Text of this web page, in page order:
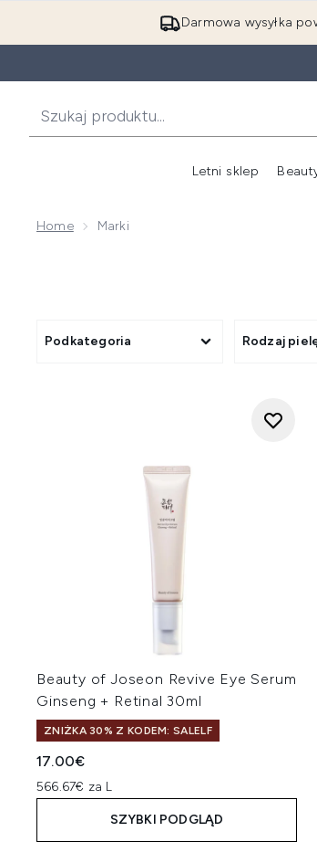
Darmowa wysyłka
Letni sklep
Home Marki
Podkategoria Rodzaj
Beauty of Joseon Revive Eye Serum
Ginseng + Retinal 30ml
ZNIŻKA 30% Z KODEM: SALELF
17.00€
566.67€ za L
SZYBKI PODGLĄD